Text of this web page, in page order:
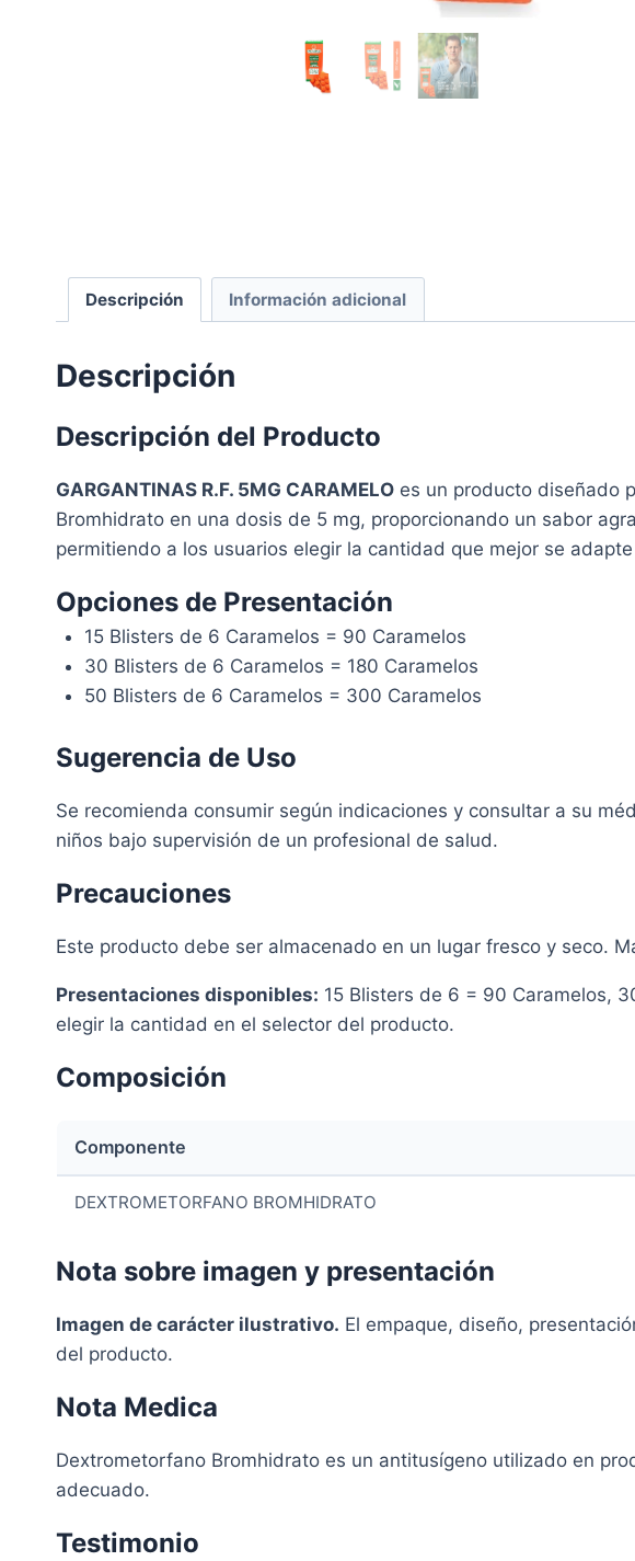
Descripción Información adicional
Descripción
Descripción del Producto
GARGANTINAS R.F. 5MG CARAMELO es un producto diseñado
Bromhidrato en una dosis de 5 mg, proporcionando un sabor
permitiendo a los usuarios elegir la cantidad que mejor se
Opciones de Presentación
15 Blisters de 6 Caramelos = 90 Caramelos
30 Blisters de 6 Caramelos = 180 Caramelos
50 Blisters de 6 Caramelos = 300 Caramelos
Sugerencia de Uso
Se recomienda consumir según indicaciones y consultar a su
niños bajo supervisión de un profesional de salud.
Precauciones
Este producto debe ser almacenado en un lugar fresco y seco.
Presentaciones disponibles: 15 Blisters de 6 = 90 Caramelos,
elegir la cantidad en el selector del producto.
Composición
Componente
DEXTROMETORFANO BROMHIDRATO
Nota sobre imagen y presentación
Imagen de carácter ilustrativo. El empaque, diseño,
del producto.
Nota Medica
Dextrometorfano Bromhidrato es un antitusígeno utilizado en
adecuado.
Testimonio